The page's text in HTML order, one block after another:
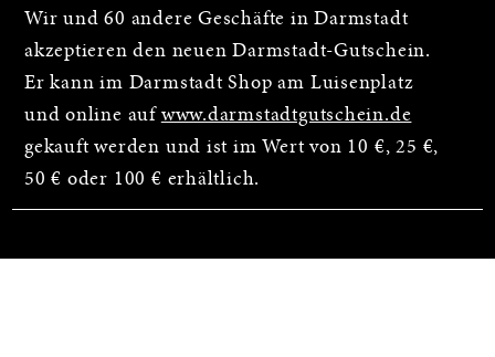
Wir und 60 andere Geschäfte in Darmstadt
akzeptieren den neuen Darmstadt-Gutschein.
Er kann im Darmstadt Shop am Luisenplatz
und online auf www.darmstadtgutschein.de
gekauft werden und ist im Wert von 10 €, 25 €,
50 € oder 100 € erhältlich.